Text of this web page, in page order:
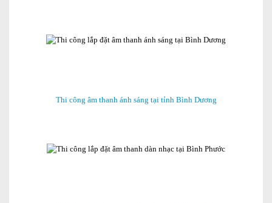
Thi công âm thanh ánh sáng tại tỉnh Bình Dương